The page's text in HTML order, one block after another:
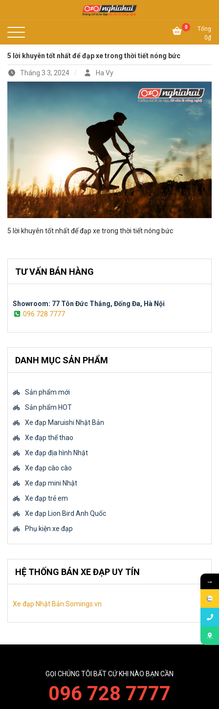
Xe đạp Nhật Nghĩa Hải 0
Tổng
0₫
5 lời khuyên tốt nhất để đạp xe trong thời tiết nóng bức
Tháng 3 3, 2024 Ha Vy
5 lời khuyên tốt nhất để đạp xe trong thời tiết nóng bức
TƯ VẤN BÁN HÀNG
Showroom: 77 Tôn Đức Thắng, Đống Đa, Hà Nội
096 728 7777
DANH MỤC SẢN PHẨM
Sản phẩm mới
Sản phẩm HOT
Xe đạp Maruishi Nhật Bản
Xe đạp thể thao
Xe đạp địa hình Nhật
Xe đạp cào cào
Xe đạp mini Nhật
Xe đạp trẻ em
Xe đạp Lion Bird Anh Quốc
Phụ kiện xe đạp
HỆ THỐNG BÁN XE ĐẠP UY TÍN
Xe đạp Nhật Bản Somings.vn
GỌI CHÚNG TÔI BẤT CỨ KHI NÀO BẠN CẦN
096 728 7777
→